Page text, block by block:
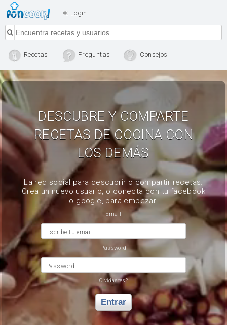
Login
Recetas Preguntas Consejos
DESCUBRE Y COMPARTE
RECETAS DE COCINA CON
LOS DEMÁS
La red social para descubrir o compartir recetas.
Crea un nuevo usuario, o conecta con tu facebook
o google, para empezar.
Email
Escribe tu email
Password
Password
Olvidastes?
Entrar